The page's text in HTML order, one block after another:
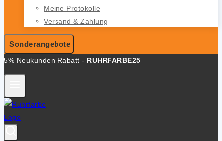
Meine Protokolle
Versand & Zahlung
Sonderangebote
5% Neukunden Rabatt - RUHRFARBE25